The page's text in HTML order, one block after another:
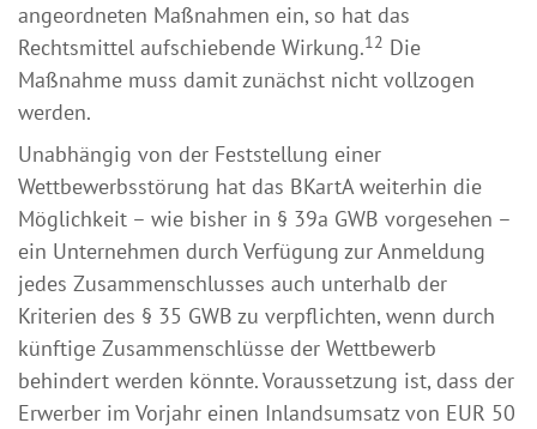
angeordneten Maßnahmen ein, so hat das
Rechtsmittel aufschiebende Wirkung.12 Die
Maßnahme muss damit zunächst nicht vollzogen
werden.
Unabhängig von der Feststellung einer
Wettbewerbsstörung hat das BKartA weiterhin die
Möglichkeit – wie bisher in § 39a GWB vorgesehen –
ein Unternehmen durch Verfügung zur Anmeldung
jedes Zusammenschlusses auch unterhalb der
Kriterien des § 35 GWB zu verpflichten, wenn durch
künftige Zusammenschlüsse der Wettbewerb
behindert werden könnte. Voraussetzung ist, dass der
Erwerber im Vorjahr einen Inlandsumsatz von EUR 50